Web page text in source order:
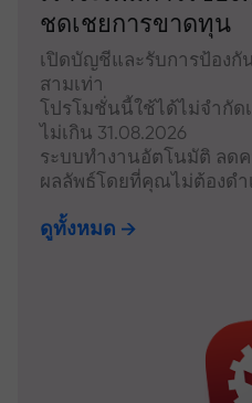
ชดเชยการขาดทุน
เปิดบัญชีและรับการป้องกั
สามเท่า
โปรโมชั่นนี้ใช้ได้ไม่จำกัด
ไม่เกิน 31.08.2026
ระบบทำงานอัตโนมัติ ลดค
ผลลัพธ์โดยที่คุณไม่ต้องดำ
ดูทั้งหมด